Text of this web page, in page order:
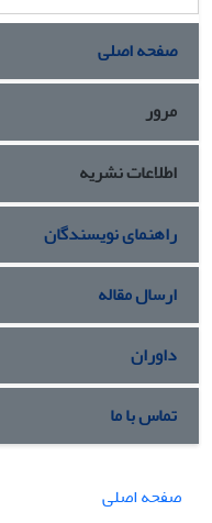
صفحه اصلی
مرور
اطلاعات نشریه
راهنمای نویسندگان
ارسال مقاله
داوران
تماس با ما
صفحه اصلی